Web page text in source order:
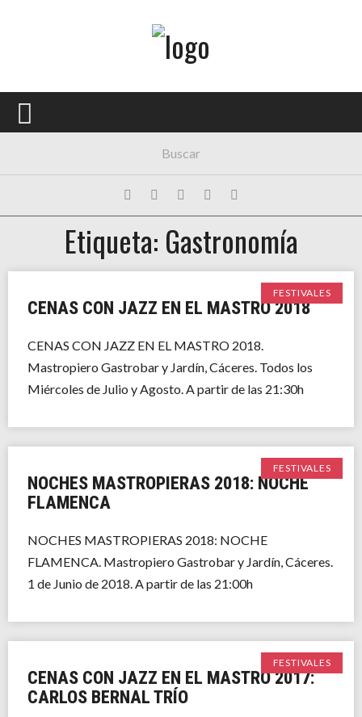
PORTADA
FESTIVALES
EXPOSICIONES
HISTORIAS
Etiqueta: Gastronomía
FESTIVALES
CENAS CON JAZZ EN EL MASTRO 2018
CENAS CON JAZZ EN EL MASTRO 2018.
Mastropiero Gastrobar y Jardín, Cáceres. Todos los
Miércoles de Julio y Agosto. A partir de las 21:30h
FESTIVALES
NOCHES MASTROPIERAS 2018: NOCHE
FLAMENCA
NOCHES MASTROPIERAS 2018: NOCHE
FLAMENCA. Mastropiero Gastrobar y Jardín, Cáceres.
1 de Junio de 2018. A partir de las 21:00h
FESTIVALES
CENAS CON JAZZ EN EL MASTRO 2017:
CARLOS BERNAL TRÍO